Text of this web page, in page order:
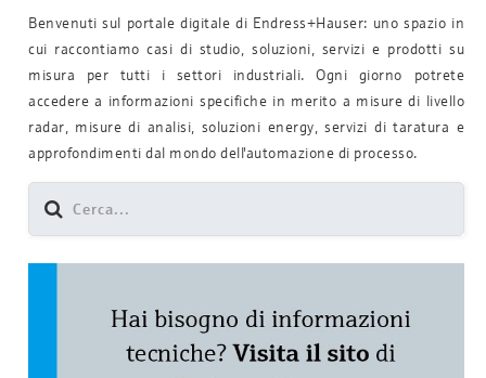
Benvenuti sul portale digitale di Endress+Hauser: uno spazio in
cui raccontiamo casi di studio, soluzioni, servizi e prodotti su
misura per tutti i settori industriali. Ogni giorno potrete
accedere a informazioni specifiche in merito a misure di livello
radar, misure di analisi, soluzioni energy, servizi di taratura e
approfondimenti dal mondo dell'automazione di processo.